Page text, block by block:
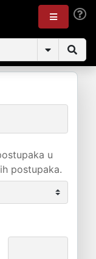
u
postupaka.